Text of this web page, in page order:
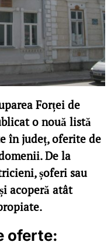
Forței de
o nouă listă
în județ, oferite de
De la
șoferi sau
acoperă atât
oferte: